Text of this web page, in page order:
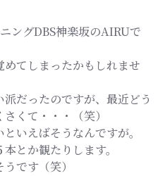
ングDBS神楽坂のAIRUで
てしまったかもしれませ
だったのですが、最近どう
くて・・・（笑）
いえばそうなんですが。
とか観たりします。
です（笑）